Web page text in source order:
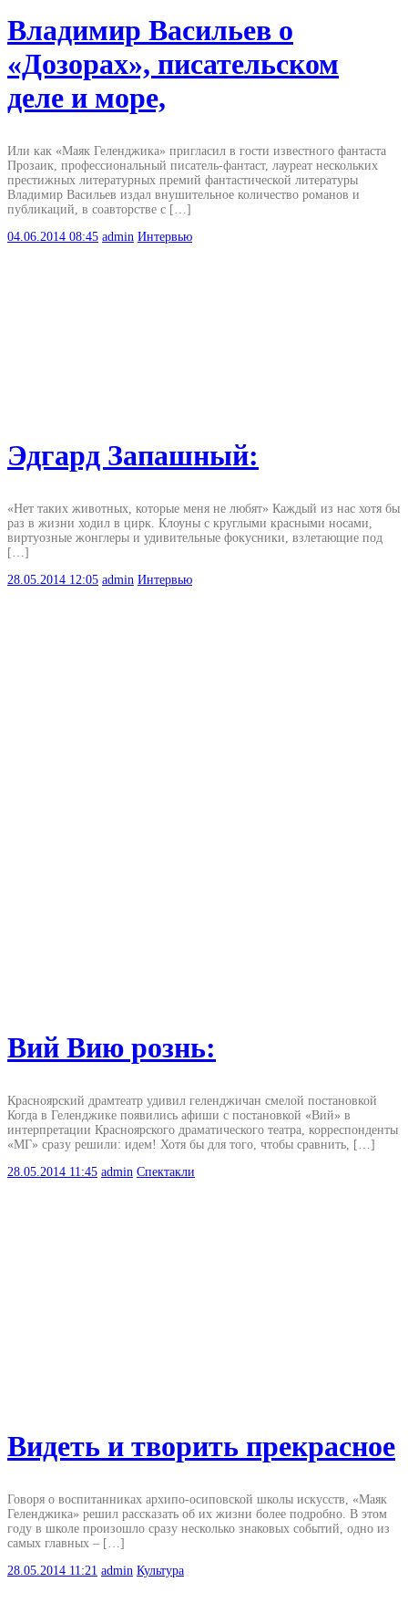
Владимир Васильев о
«Дозорах», писательском
деле и море,
Или как «Маяк Геленджика» пригласил в гости известного фантаста
Прозаик, профессиональный писатель-фантаст, лауреат нескольких
престижных литературных премий фантастической литературы
Владимир Васильев издал внушительное количество романов и
публикаций, в соавторстве с […]
04.06.2014 08:45 admin Интервью
Эдгард Запашный:
«Нет таких животных, которые меня не любят» Каждый из нас хотя бы
раз в жизни ходил в цирк. Клоуны с круглыми красными носами,
виртуозные жонглеры и удивительные фокусники, взлетающие под
[…]
28.05.2014 12:05 admin Интервью
Вий Вию рознь:
Красноярский драмтеатр удивил геленджичан смелой постановкой
Когда в Геленджике появились афиши с постановкой «Вий» в
интерпретации Красноярского драматического театра, корреспонденты
«МГ» сразу решили: идем! Хотя бы для того, чтобы сравнить, […]
28.05.2014 11:45 admin Спектакли
Видеть и творить прекрасное
Говоря о воспитанниках архипо-осиповской школы искусств, «Маяк
Геленджика» решил рассказать об их жизни более подробно. В этом
году в школе произошло сразу несколько знаковых событий, одно из
самых главных – […]
28.05.2014 11:21 admin Культура